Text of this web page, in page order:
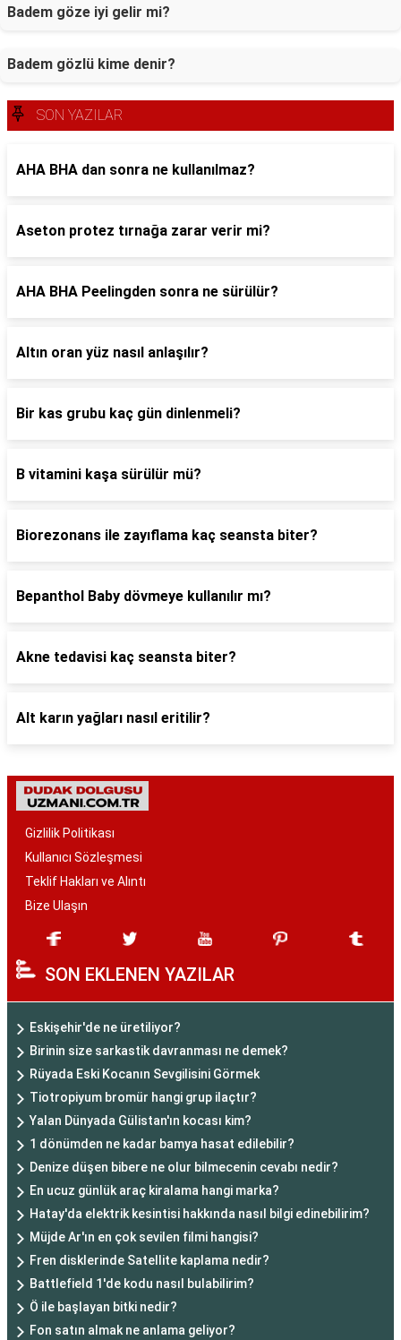
Badem göze iyi gelir mi?
Badem gözlü kime denir?
SON YAZILAR
AHA BHA dan sonra ne kullanılmaz?
Aseton protez tırnağa zarar verir mi?
AHA BHA Peelingden sonra ne sürülür?
Altın oran yüz nasıl anlaşılır?
Bir kas grubu kaç gün dinlenmeli?
B vitamini kaşa sürülür mü?
Biorezonans ile zayıflama kaç seansta biter?
Bepanthol Baby dövmeye kullanılır mı?
Akne tedavisi kaç seansta biter?
Alt karın yağları nasıl eritilir?
Gizlilik Politikası
Kullanıcı Sözleşmesi
Teklif Hakları ve Alıntı
Bize Ulaşın
SON EKLENEN YAZILAR
Eskişehir'de ne üretiliyor?
Birinin size sarkastik davranması ne demek?
Rüyada Eski Kocanın Sevgilisini Görmek
Tiotropiyum bromür hangi grup ilaçtır?
Yalan Dünyada Gülistan'ın kocası kim?
1 dönümden ne kadar bamya hasat edilebilir?
Denize düşen bibere ne olur bilmecenin cevabı nedir?
En ucuz günlük araç kiralama hangi marka?
Hatay'da elektrik kesintisi hakkında nasıl bilgi edinebilirim?
Müjde Ar'ın en çok sevilen filmi hangisi?
Fren disklerinde Satellite kaplama nedir?
Battlefield 1'de kodu nasıl bulabilirim?
Ö ile başlayan bitki nedir?
Fon satın almak ne anlama geliyor?